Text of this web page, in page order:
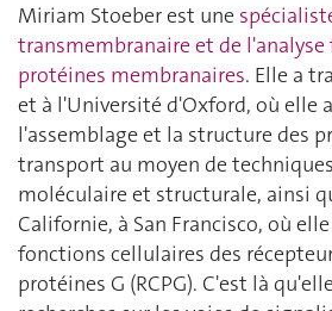
Miriam Stoeber est une
transmembranaire et de
protéines membranaires. Elle a
et à l'Université d'Oxford, où elle
l'assemblage et la structure des
transport au moyen de
moléculaire et structurale, ainsi
Californie, à San Francisco, où
fonctions cellulaires des
protéines G (RCPG). C'est là